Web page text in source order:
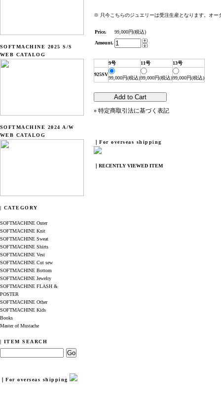
SOFTMACHINE 2025 S/S
WEB CATALOG
SOFTMACHINE 2024 A/W
WEB CATALOG
| CATEGORY
SOFTMACHINE Outer
SOFTMACHINE Knit
SOFTMACHINE Sweat
SOFTMACHINE Shirts
SOFTMACHINE Vest
SOFTMACHINE Cut sew
SOFTMACHINE Bottom
SOFTMACHINE Jewelry
SOFTMACHINE FLASH &
POSTER
SOFTMACHINE Other
SOFTMACHINE Kids
Books
Master of Mustache
| ITEM SEARCH
｜For overseas shipping
※ 只今こちらのジュエリーは受注生産となります。オ
Price.
99,000円(税込)
Amount.
9号 11号 13号
925SV
99,000円(税込)99,000円(税込)99,000円(税込)
» 特定商取引法に基づく表記
｜For overseas shipping
｜RECENTLY VIEWED ITEM